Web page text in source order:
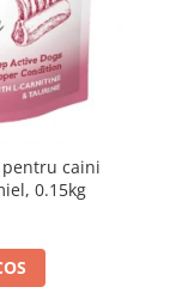
caini
0.15kg